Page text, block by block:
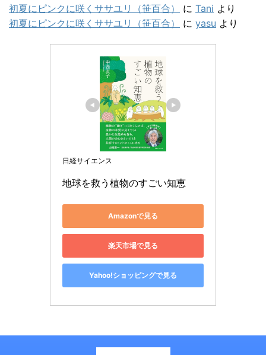
初夏にピンクに咲くササユリ（笹百合）
に Tani より
初夏にピンクに咲くササユリ（笹百合）
に yasu より
日経サイエンス
地球を救う植物のすごい知恵
Amazonで見る
楽天市場で見る
Yahoo!ショッピングで見る